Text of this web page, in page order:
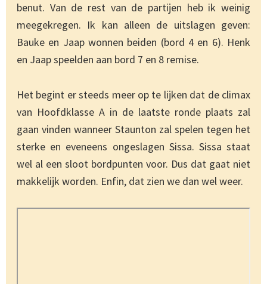
benut. Van de rest van de partijen heb ik weinig
meegekregen. Ik kan alleen de uitslagen geven:
Bauke en Jaap wonnen beiden (bord 4 en 6). Henk
en Jaap speelden aan bord 7 en 8 remise.
Het begint er steeds meer op te lijken dat de climax
van Hoofdklasse A in de laatste ronde plaats zal
gaan vinden wanneer Staunton zal spelen tegen het
sterke en eveneens ongeslagen Sissa. Sissa staat
wel al een sloot bordpunten voor. Dus dat gaat niet
makkelijk worden. Enfin, dat zien we dan wel weer.